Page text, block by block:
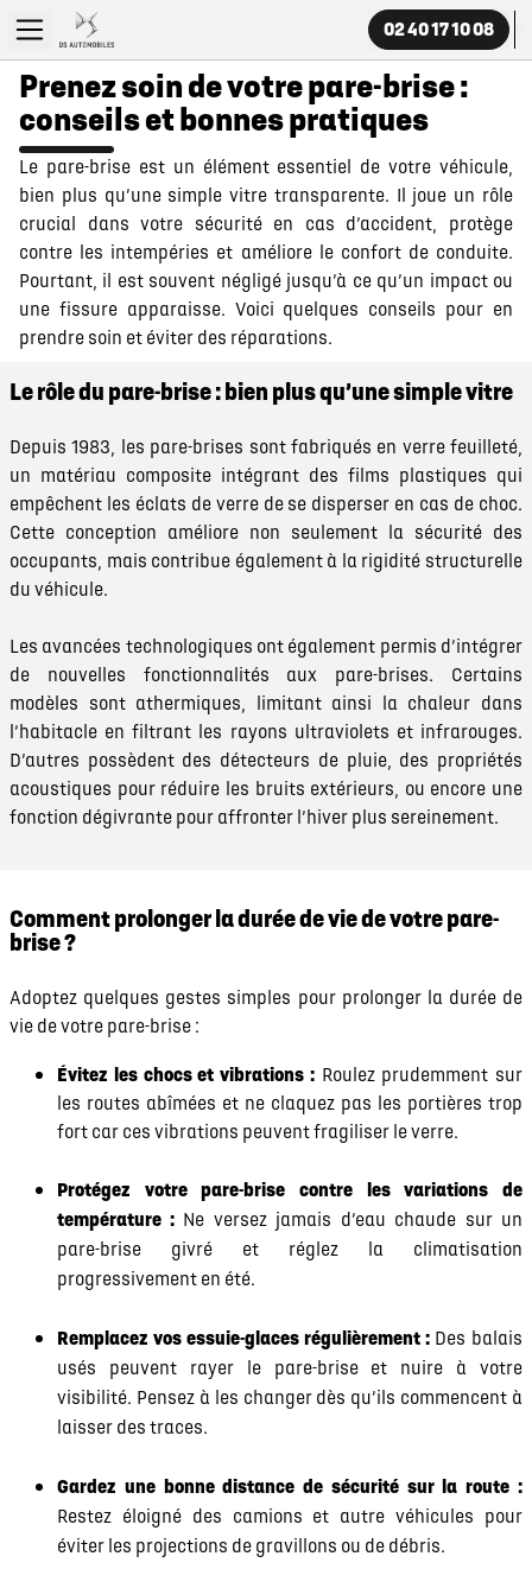
02 40 17 10 08
Prenez soin de votre pare-brise :
conseils et bonnes pratiques
Le pare-brise est un élément essentiel de votre véhicule,
bien plus qu’une simple vitre transparente. Il joue un rôle
crucial dans votre sécurité en cas d’accident, protège
contre les intempéries et améliore le confort de conduite.
Pourtant, il est souvent négligé jusqu’à ce qu’un impact ou
une fissure apparaisse. Voici quelques conseils pour en
prendre soin et éviter des réparations.
Le rôle du pare-brise : bien plus qu’une simple vitre
Depuis 1983, les pare-brises sont fabriqués en verre feuilleté,
un matériau composite intégrant des films plastiques qui
empêchent les éclats de verre de se disperser en cas de choc.
Cette conception améliore non seulement la sécurité des
occupants, mais contribue également à la rigidité structurelle
du véhicule.
Les avancées technologiques ont également permis d’intégrer
de nouvelles fonctionnalités aux pare-brises. Certains
modèles sont athermiques, limitant ainsi la chaleur dans
l’habitacle en filtrant les rayons ultraviolets et infrarouges.
D’autres possèdent des détecteurs de pluie, des propriétés
acoustiques pour réduire les bruits extérieurs, ou encore une
fonction dégivrante pour affronter l’hiver plus sereinement.
Comment prolonger la durée de vie de votre pare-
brise ?
Adoptez quelques gestes simples pour prolonger la durée de
vie de votre pare-brise :
Évitez les chocs et vibrations :Roulez prudemment sur
les routes abîmées et ne claquez pas les portières trop
fort car ces vibrations peuvent fragiliser le verre.
Protégez votre pare-brise contre les variations de
température : Ne versez jamais d’eau chaude sur un
pare-brise givré et réglez la climatisation
progressivement en été.
Remplacez vos essuie-glaces régulièrement : Des balais
usés peuvent rayer le pare-brise et nuire à votre
visibilité. Pensez à les changer dès qu’ils commencent à
laisser des traces.
Gardez une bonne distance de sécurité sur la route :
Restez éloigné des camions et autre véhicules pour
éviter les projections de gravillons ou de débris.